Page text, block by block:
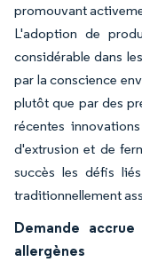
promouvant
L'adoption de
considérable dans
par la conscience
plutôt que par des
récentes
d'extrusion et de
succès les défis
traditionnellement
Demande
allergènes